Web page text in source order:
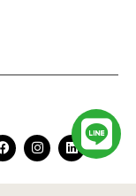
L
i
F
a
c
I
n
s
L
i
n